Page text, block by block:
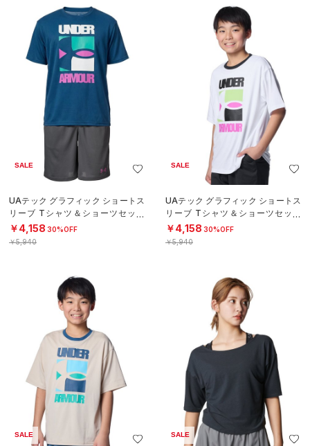
SALE
UAテック グラフィック ショートス
リーブ Tシャツ＆ショーツセット
（トレーニング/BOYS）
￥4,158 30%OFF
￥5,940
SALE
UAテック グラフィック ショートス
リーブ Tシャツ＆ショーツセット
（トレーニング/BOYS）
￥4,158 30%OFF
￥5,940
SALE SALE